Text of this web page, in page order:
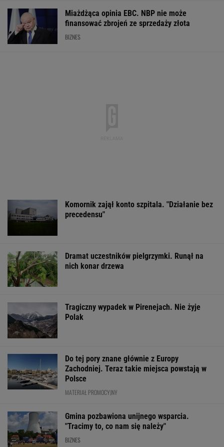
Miażdżąca opinia EBC. NBP nie może
finansować zbrojeń ze sprzedaży złota
BIZNES
Komornik zajął konto szpitala. "Działanie bez
precedensu"
Dramat uczestników pielgrzymki. Runął na
nich konar drzewa
Tragiczny wypadek w Pirenejach. Nie żyje
Polak
Do tej pory znane głównie z Europy
Zachodniej. Teraz takie miejsca powstają w
Polsce
MATERIAŁ PROMOCYJNY
Gmina pozbawiona unijnego wsparcia.
"Tracimy to, co nam się należy"
BIZNES